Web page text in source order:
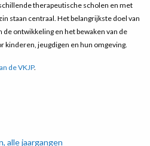
therapeutische scholen en met
staan centraal. Het belangrijkste doel van
ontwikkeling en het bewaken van de
kinderen, jeugdigen en hun omgeving.
de VKJP.
alle jaargangen